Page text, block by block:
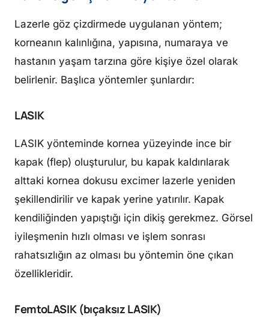
Lazerle göz çizdirmede uygulanan yöntem;
korneanın kalınlığına, yapısına, numaraya ve
hastanın yaşam tarzına göre kişiye özel olarak
belirlenir. Başlıca yöntemler şunlardır:
LASIK
LASIK yönteminde kornea yüzeyinde ince bir
kapak (flep) oluşturulur, bu kapak kaldırılarak
alttaki kornea dokusu excimer lazerle yeniden
şekillendirilir ve kapak yerine yatırılır. Kapak
kendiliğinden yapıştığı için dikiş gerekmez. Görsel
iyileşmenin hızlı olması ve işlem sonrası
rahatsızlığın az olması bu yöntemin öne çıkan
özellikleridir.
FemtoLASIK (bıçaksız LASIK)